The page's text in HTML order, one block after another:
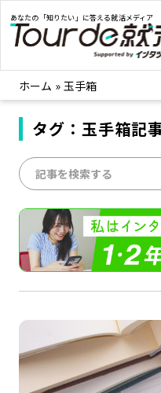
あなたの「知りたい」に答える就活メディア
就活ノウハウ
企業まる見え
みんなが知らない企
インタツアー
インタツアーを使っ
社会人イン
社会人になった今、
学生就活ブ
企業・業界研
ホーム » 玉手箱
タグ：玉手箱記